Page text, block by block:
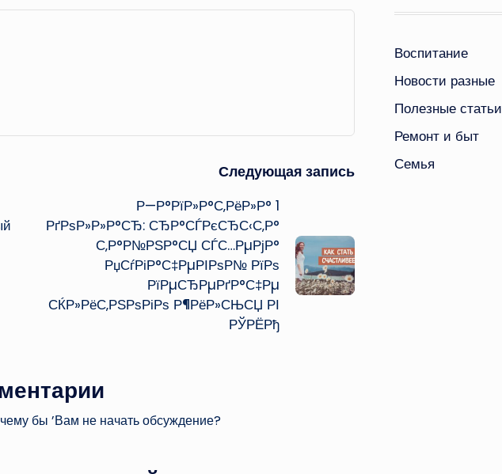
Следующая запись
Р—Р°РїР»Р°С‚РёР»Р° 1
РґРѕР»Р»Р°СЂ: СЂР°СЃРєСЂС‹С‚Р°
С‚Р°Р№РЅР°СЏ СЃС…РµРјР°
РџСѓРіР°С‡РµРІРѕР№ РїРѕ
РїРµСЂРµРґР°С‡Рµ
СЌР»РёС‚РЅРѕРіРѕ Р¶РёР»СЊСЏ РІ
РЎРЁРђ
бы ’Вам не начать обсуждение?
Воспитание
Новости разные
Полезные статьи
Ремонт и быт
Семья